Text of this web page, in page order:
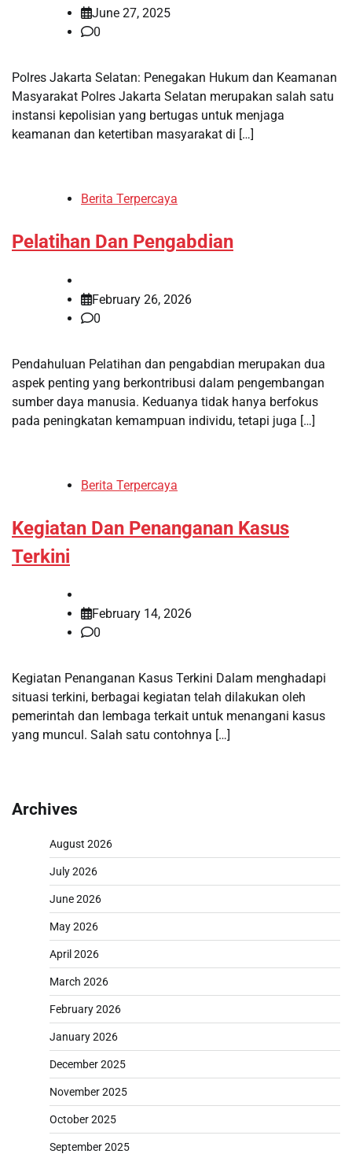
June 27, 2025
0
Polres Jakarta Selatan: Penegakan Hukum dan Keamanan
Masyarakat Polres Jakarta Selatan merupakan salah satu
instansi kepolisian yang bertugas untuk menjaga
keamanan dan ketertiban masyarakat di […]
Berita Terpercaya
Pelatihan Dan Pengabdian
February 26, 2026
0
Pendahuluan Pelatihan dan pengabdian merupakan dua
aspek penting yang berkontribusi dalam pengembangan
sumber daya manusia. Keduanya tidak hanya berfokus
pada peningkatan kemampuan individu, tetapi juga […]
Berita Terpercaya
Kegiatan Dan Penanganan Kasus
Terkini
February 14, 2026
0
Kegiatan Penanganan Kasus Terkini Dalam menghadapi
situasi terkini, berbagai kegiatan telah dilakukan oleh
pemerintah dan lembaga terkait untuk menangani kasus
yang muncul. Salah satu contohnya […]
Archives
August 2026
July 2026
June 2026
May 2026
April 2026
March 2026
February 2026
January 2026
December 2025
November 2025
October 2025
September 2025